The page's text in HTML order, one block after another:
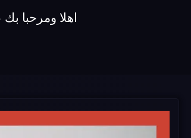
اهلا ومرحبا